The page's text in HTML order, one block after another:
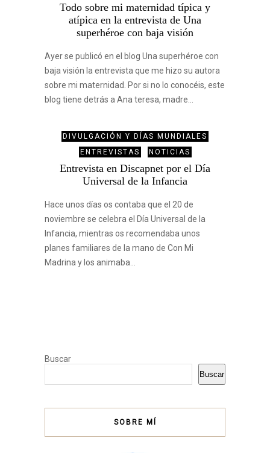
Todo sobre mi maternidad típica y
atípica en la entrevista de Una
superhéroe con baja visión
Ayer se publicó en el blog Una superhéroe con
baja visión la entrevista que me hizo su autora
sobre mi maternidad. Por si no lo conocéis, este
blog tiene detrás a Ana teresa, madre…
DIVULGACIÓN Y DÍAS MUNDIALES
ENTREVISTAS
NOTICIAS
Entrevista en Discapnet por el Día
Universal de la Infancia
Hace unos días os contaba que el 20 de
noviembre se celebra el Día Universal de la
Infancia, mientras os recomendaba unos
planes familiares de la mano de Con Mi
Madrina y los animaba…
Buscar
Buscar
SOBRE MÍ